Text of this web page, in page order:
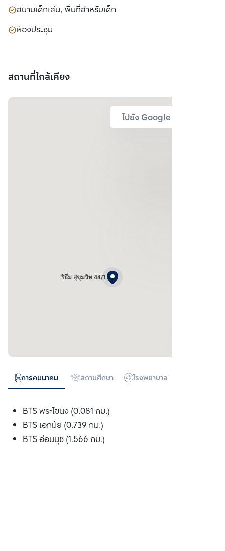
สนามเด็กเล่น, พื้นที่สำหรับเด็ก
ห้องประชุม
สถานที่ใกล้เคียง
ไปยัง Google Map
ริธึ่ม สุขุมวิท 44/1
การคมนาคม สถานศึกษา โรงพยาบาล
BTS พระโขนง (0.081 กม.)
BTS เอกมัย (0.739 กม.)
BTS อ่อนนุช (1.566 กม.)